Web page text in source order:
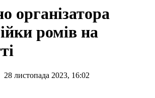
організатора
ромів на
28 листопада 2023, 16:02